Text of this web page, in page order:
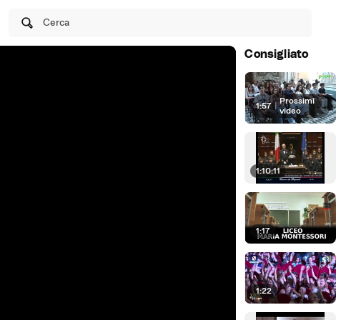
Cerca
Consigliato
1:57 | Prossimi
video
1:10:11
1:17
1:22